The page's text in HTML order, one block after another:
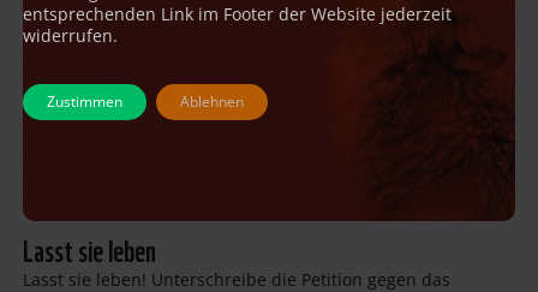
Lasst sie leben
Lasst sie leben! Unterschreibe die Petition gegen das
entsprechenden Link im Footer der Website jederzeit
widerrufen.
Zustimmen Ablehnen